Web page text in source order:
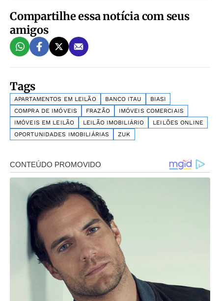
Compartilhe essa notícia com seus
amigos
Tags
APARTAMENTOS EM LEILÃO BANCO ITAU
BIASI
COMPRA DE IMÓVEIS
FRAZÃO
IMÓVEIS COMERCIAIS
IMÓVEIS EM LEILÃO
LEILÃO IMOBILIÁRIO
LEILÕES ONLINE
OPORTUNIDADES IMOBILIÁRIAS
ZUK